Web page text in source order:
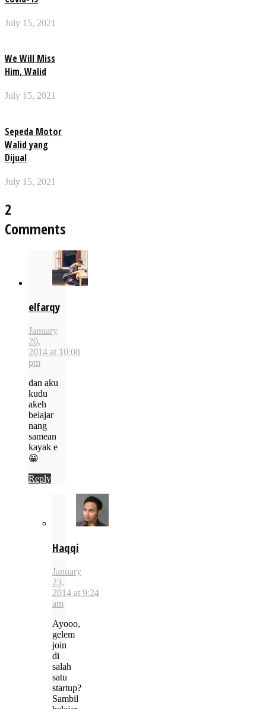
July 15, 2021
We Will Miss
Him, Walid
July 15, 2021
Sepeda Motor
Walid yang
Dijual
July 15, 2021
2
Comments
elfarqy
January
20,
2014 at 10:08
pm
dan aku
kudu
akeh
belajar
nang
samean
kayak e
😀
Reply
Haqqi
January
23,
2014 at 9:24
am
Ayooo,
gelem
join
di
salah
satu
startup?
Sambil